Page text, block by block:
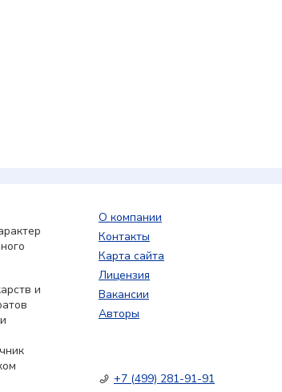
и
О компании
Контакты
Карта сайта
Лицензия
Вакансии
Авторы
+7 (499) 281-91-91